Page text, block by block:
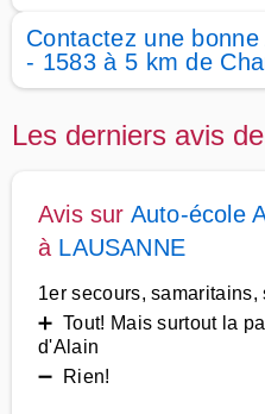
Contactez une
- 1583 à 5 km de
Les derniers avis
Avis sur Auto-école
à LAUSANNE
1er secours,
➕ Tout! Mais surtout la
d'Alain
➖ Rien!